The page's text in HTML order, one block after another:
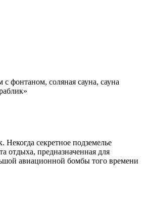
фонтаном, соляная сауна, сауна
секретное подземелье
отдыха, предназначенная для
авиационной бомбы того времени